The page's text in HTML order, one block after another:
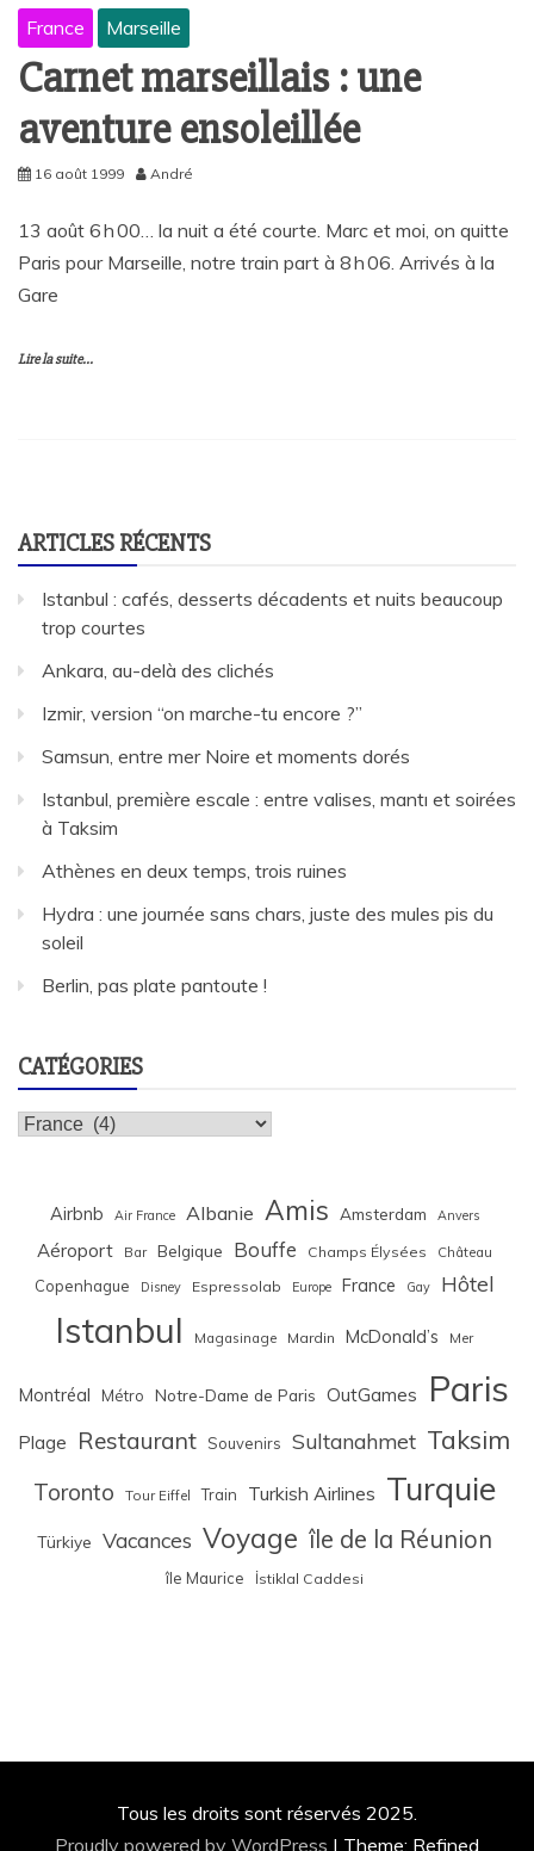
France Marseille
Carnet marseillais : une
aventure ensoleillée
16 août 1999 André
13 août 6 h 00… la nuit a été courte. Marc et moi, on quitte
Paris pour Marseille, notre train part à 8 h 06. Arrivés à la
Gare
Lire la suite...
ARTICLES RÉCENTS
Istanbul : cafés, desserts décadents et nuits beaucoup
trop courtes
Ankara, au-delà des clichés
Izmir, version “on marche-tu encore ?”
Samsun, entre mer Noire et moments dorés
Istanbul, première escale : entre valises, mantı et soirées
à Taksim
Athènes en deux temps, trois ruines
Hydra : une journée sans chars, juste des mules pis du
soleil
Berlin, pas plate pantoute !
CATÉGORIES
Catégories
Airbnb Air France Albanie Amis Amsterdam Anvers
Aéroport Bar Belgique Bouffe Champs Élysées Château
Copenhague Disney Espressolab Europe France Gay Hôtel
Istanbul Magasinage Mardin McDonald’s Mer
Montréal Métro Notre-Dame de Paris OutGames Paris
Plage Restaurant Souvenirs Sultanahmet Taksim
Toronto Tour Eiffel Train Turkish Airlines Turquie
Türkiye Vacances Voyage île de la Réunion
île Maurice İstiklal Caddesi
Tous les droits sont réservés 2025.
Proudly powered by WordPress | Theme: Refined